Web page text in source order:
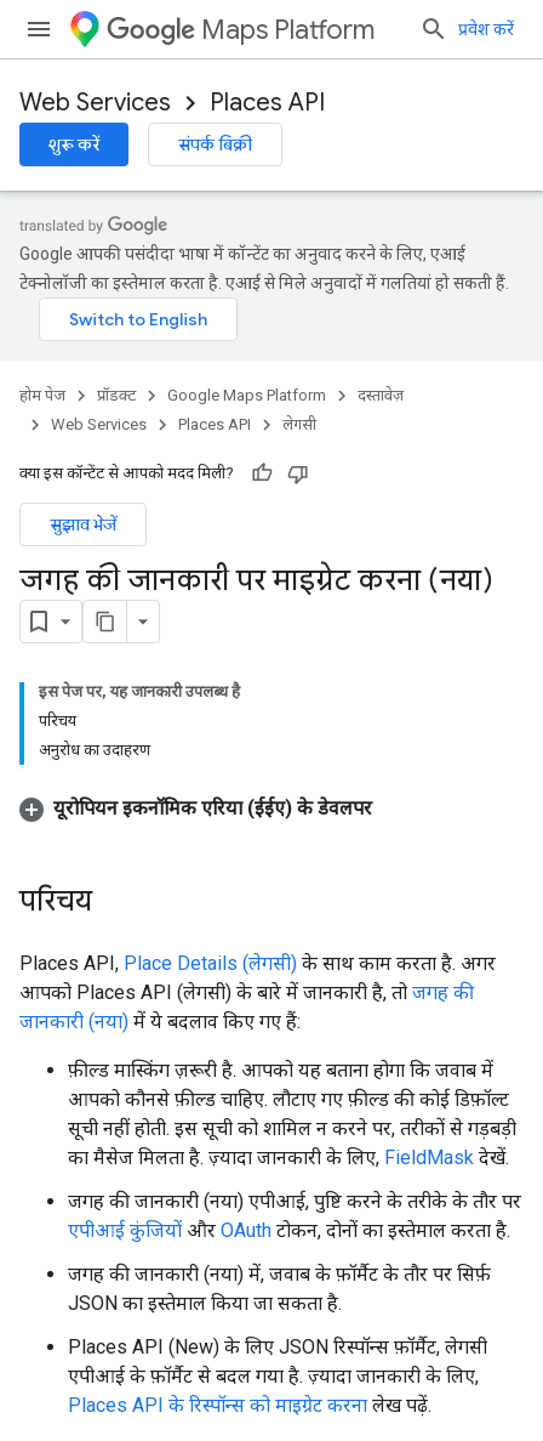
Maps Platform प्रवेश करें
Web Services Places API
शुरू करें संपर्क बिक्री
Google आपकी पसंदीदा भाषा में कॉन्टेंट का अनुवाद करने के लिए, एआई
टेक्नोलॉजी का इस्तेमाल करता है. एआई से मिले अनुवादों में गलतियां हो सकती हैं.
होम पेज प्रॉडक्ट Google Maps Platform
दस्तावेज़
Web Services
Places API लेगसी
क्या इस कॉन्टेंट से आपको मदद मिली?
सुझाव भेजें
जगह की जानकारी पर माइग्रेट करना (नया)
इस पेज पर, यह जानकारी उपलब्ध है
परिचय
अनुरोध का उदाहरण
यूरोपियन इकनॉमिक एरिया (ईईए) के डेवलपर
परिचय
Places API, Place Details (लेगसी) के साथ काम करता है. अगर
आपको Places API (लेगसी) के बारे में जानकारी है, तो जगह की
जानकारी (नया) में ये बदलाव किए गए हैं:
फ़ील्ड मास्किंग ज़रूरी है. आपको यह बताना होगा कि जवाब में
आपको कौनसे फ़ील्ड चाहिए. लौटाए गए फ़ील्ड की कोई डिफ़ॉल्ट
सूची नहीं होती. इस सूची को शामिल न करने पर, तरीकों से गड़बड़ी
का मैसेज मिलता है. ज़्यादा जानकारी के लिए, FieldMask देखें.
जगह की जानकारी (नया) एपीआई, पुष्टि करने के तरीके के तौर पर
एपीआई कुंजियों और OAuth टोकन, दोनों का इस्तेमाल करता है.
जगह की जानकारी (नया) में, जवाब के फ़ॉर्मैट के तौर पर सिर्फ़
JSON का इस्तेमाल किया जा सकता है.
Places API (New) के लिए JSON रिस्पॉन्स फ़ॉर्मैट, लेगसी
एपीआई के फ़ॉर्मैट से बदल गया है. ज़्यादा जानकारी के लिए,
Places API के रिस्पॉन्स को माइग्रेट करना लेख पढ़ें.